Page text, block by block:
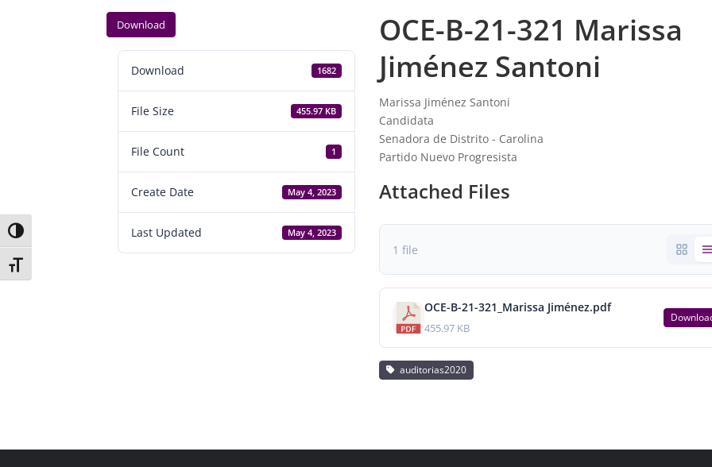
Toggle High Contrast
Toggle Font size
Download
Download 1682
File Size 455.97 KB
File Count 1
Create Date May 4, 2023
Last Updated May 4, 2023
OCE-B-21-321 Marissa
Jiménez Santoni
Marissa Jiménez Santoni
Candidata
Senadora de Distrito - Carolina
Partido Nuevo Progresista
Attached Files
1 file
OCE-B-21-321_Marissa Jiménez.pdf
455.97 KB
auditorias2020